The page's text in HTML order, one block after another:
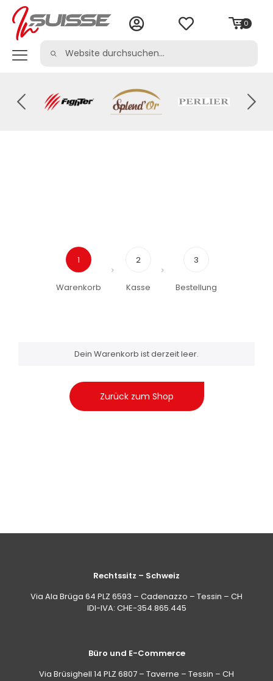
0
1
Warenkorb
2
Kasse
3
Bestellung
Dein Warenkorb ist derzeit leer.
Zurück zum Shop
Rechtssitz – Schweiz
Via Ala Brüga 64 PLZ 6593 – Cadenazzo – Tessin – CH
IDI-IVA: CHE-354.865.445
Büro und E-Commerce
Via Brüsighell 14 PLZ 6807 – Taverne – Tessin – CH